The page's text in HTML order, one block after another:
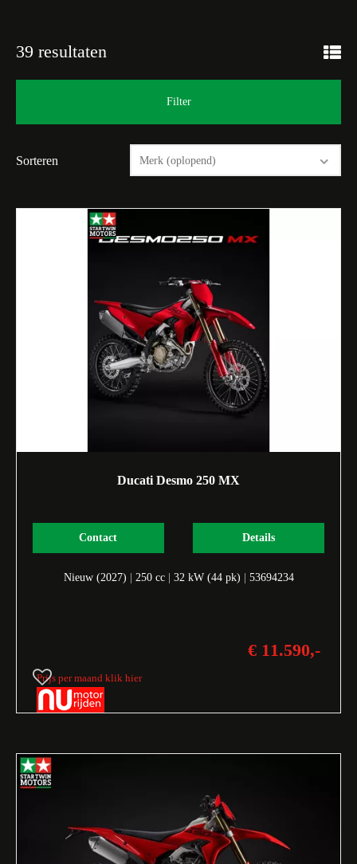
39 resultaten
Filter
Sorteren Merk (oplopend)
Ducati Desmo 250 MX
Details
Contact
Nieuw (2027) | 250 cc| 32 kW (44 pk) | 53694234
€ 11.590,-
Prijs per maand klik hier